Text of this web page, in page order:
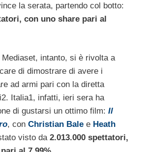
la serata, partendo col botto:
con uno share pari al
Mediaset, intanto, si è rivolta a
di dimostrare di avere i
ad armi pari con la diretta
Italia1, infatti, ieri sera ha
di gustarsi un ottimo film: Il
, con Christian Bale e Heath
visto da2.013.000 spettatori,